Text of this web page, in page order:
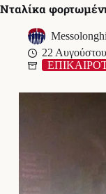
Νταλίκα
22